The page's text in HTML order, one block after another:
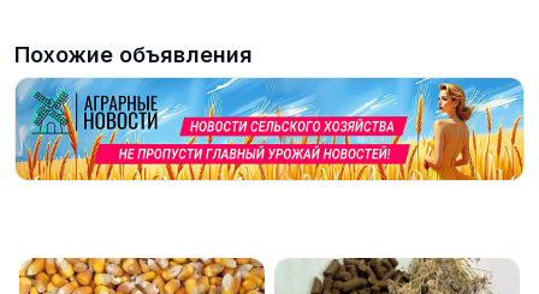
Похожие объявления